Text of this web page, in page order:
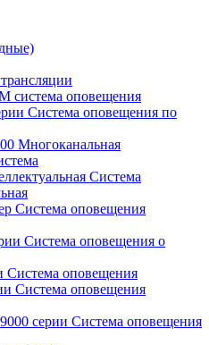
система оповещения
Система оповещения по
Многоканальная
Система
Система оповещения
Система оповещения о
Система оповещения
Система оповещения
серии Система оповещения